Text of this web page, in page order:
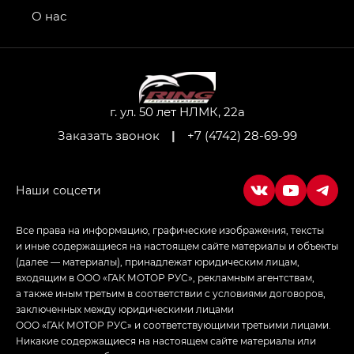
привод — GB AWD, Джи Эль Полный привод —
Джи Ти — GT, Джи Икс — GX,
Джи Икс ПРЕМИУМ — GX PREMIUM, ЛАУНЖ —
Empow — Эмпау (Empow) в комплектации
г. ул. 50 лет НЛМК, 22а
Заказать звонок
| +7 (4742) 28-69-99
О нас
Все права на информацию, графические изображения, тексты
и иные содержащиеся на настоящем сайте материалы и объекты
(далее — материалы), принадлежат юридическим лицам,
входящим в ООО «ГАК МОТОР РУС», рекламным агентствам,
а также иным третьим в соответствии с условиями договоров,
заключенных между юридическими лицами
ООО «ГАК МОТОР РУС» и соответствующими третьими лицами.
Никакие содержащиеся на настоящем сайте материалы или